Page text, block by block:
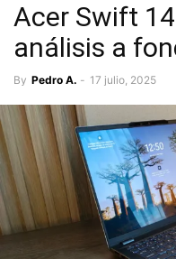
Acer Swift
análisis a
By Pedro A. - 17 julio, 2025